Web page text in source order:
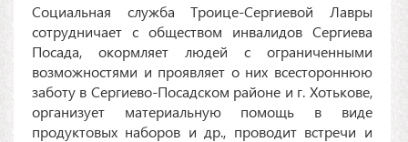
Социальная служба Троице-Сергиевой Лавры
сотрудничает с обществом инвалидов Сергиева
Посада, окормляет людей с ограниченными
возможностями и проявляет о них всестороннюю
заботу в Сергиево-Посадском районе и г. Хотькове,
организует материальную помощь в виде
продуктовых наборов и др., проводит встречи и